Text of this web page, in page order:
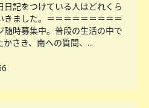
記をつけている人はどれくら
ました。＝＝＝＝＝＝＝＝＝
随時募集中。普段の生活の中で
さき、南への質問、...